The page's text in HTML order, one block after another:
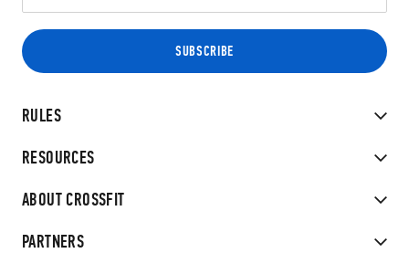
RULES
RESOURCES
ABOUT CROSSFIT
PARTNERS